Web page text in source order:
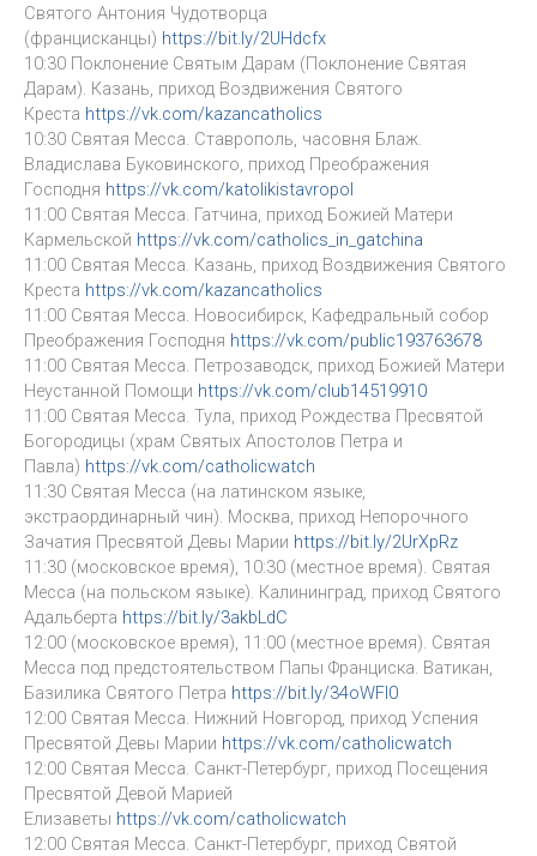
Святого Антония Чудотворца
(францисканцы) https://bit.ly/2UHdcfx
10:30 Поклонение Святым Дарам (Поклонение Святая
Дарам). Казань, приход Воздвижения Святого
Креста https://vk.com/kazancatholics
10:30 Святая Месса. Ставрополь, часовня Блаж.
Владислава Буковинского, приход Преображения
Господня https://vk.com/katolikistavropol
11:00 Святая Месса. Гатчина, приход Божией Матери
Кармельской https://vk.com/catholics_in_gatchina
11:00 Святая Месса. Казань, приход Воздвижения Святого
Креста https://vk.com/kazancatholics
11:00 Святая Месса. Новосибирск, Кафедральный собор
Преображения Господня https://vk.com/public193763678
11:00 Святая Месса. Петрозаводск, приход Божией Матери
Неустанной Помощи https://vk.com/club14519910
11:00 Святая Месса. Тула, приход Рождества Пресвятой
Богородицы (храм Святых Апостолов Петра и
Павла) https://vk.com/catholicwatch
11:30 Святая Месса (на латинском языке,
экстраординарный чин). Москва, приход Непорочного
Зачатия Пресвятой Девы Марии https://bit.ly/2UrXpRz
11:30 (московское время), 10:30 (местное время). Святая
Месса (на польском языке). Калининград, приход Святого
Адальберта https://bit.ly/3akbLdC
12:00 (московское время), 11:00 (местное время). Святая
Месса под предстоятельством Папы Франциска. Ватикан,
Базилика Святого Петра https://bit.ly/34oWFl0
12:00 Святая Месса. Нижний Новгород, приход Успения
Пресвятой Девы Марии https://vk.com/catholicwatch
12:00 Святая Месса. Санкт-Петербург, приход Посещения
Пресвятой Девой Марией
Елизаветы https://vk.com/catholicwatch
12:00 Святая Месса. Санкт-Петербург, приход Святой